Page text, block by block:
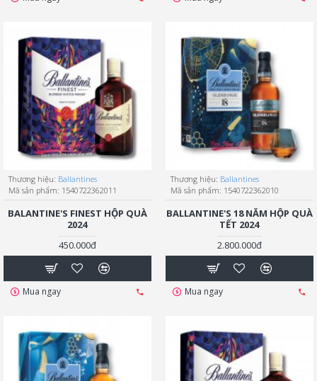
Thương hiệu: Ballantines
Mã sản phẩm: 1540722362011
BALANTINE'S FINEST HỘP QUÀ
2024
450.000đ
Mua ngay
Thương hiệu: Ballantines
Mã sản phẩm: 1540722362010
BALLANTINE'S 18 NĂM HỘP QUÀ
TẾT 2024
2.800.000đ
Mua ngay